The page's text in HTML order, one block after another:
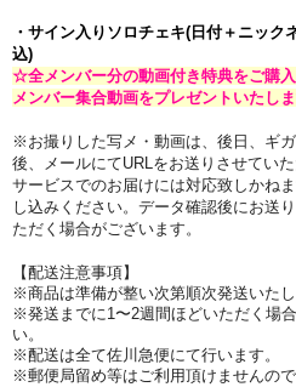
・サイン入りソロチェキ(日付＋ニック
込)
☆全メンバー分の動画付き特典をご購
メンバー集合動画をプレゼントいたしま
※お撮りした写メ・動画は、後日、ギ
後、メールにてURLをお送りさせてい
サービスでのお届けには対応致しかね
し込みください。データ確認後にお送
ただく場合がございます。
【配送注意事項】
※商品は準備が整い次第順次発送いたし
※発送までに1〜2週間ほどいただく場
い。
※配送は全て佐川急便にて行います。
※郵便局留め等はご利用頂けませんので